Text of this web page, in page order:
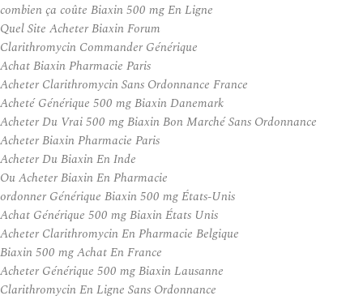
combien ça coûte Biaxin 500 mg En Ligne
Quel Site Acheter Biaxin Forum
Clarithromycin Commander Générique
Achat Biaxin Pharmacie Paris
Acheter Clarithromycin Sans Ordonnance France
Acheté Générique 500 mg Biaxin Danemark
Acheter Du Vrai 500 mg Biaxin Bon Marché Sans Ordonnance
Acheter Biaxin Pharmacie Paris
Acheter Du Biaxin En Inde
Ou Acheter Biaxin En Pharmacie
ordonner Générique Biaxin 500 mg États-Unis
Achat Générique 500 mg Biaxin États Unis
Acheter Clarithromycin En Pharmacie Belgique
Biaxin 500 mg Achat En France
Acheter Générique 500 mg Biaxin Lausanne
Clarithromycin En Ligne Sans Ordonnance